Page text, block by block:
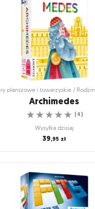
przeciwnika!
☆
☆
☆
☆ (5)
Wysyłka dzisiaj
84,95zł 50,90zł
Archimedes
☆
☆
☆
☆
☆ (4)
Wysyłka dzisiaj
39,95 zł
Archimedes
Gra w matematyczne równania
☆
☆
☆
☆
☆ (4)